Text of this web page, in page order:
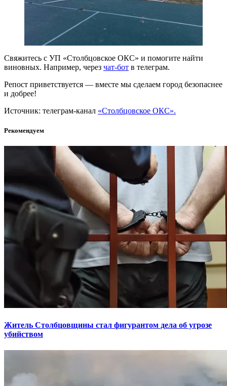
Свяжитесь с УП «Столбцовское ОКС» и помогите найти
виновных. Например, через чат-бот в телеграм.
Репост приветствуется — вместе мы сделаем город безопаснее
и добрее!
Источник: телеграм-канал «Столбцовское ОКС».
Рекомендуем
Житель Столбцовщины стал фигурантом дела об угрозе
убийством